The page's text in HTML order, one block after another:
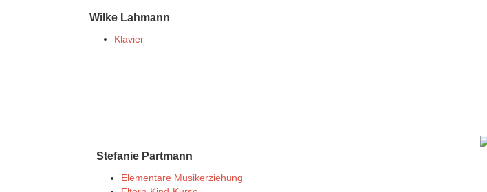
Wilke Lahmann
Klavier
Stefanie Partmann
Elementare Musikerziehung